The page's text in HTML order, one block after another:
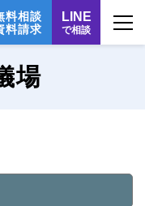
料相談
料請求
LINE
で相談
場